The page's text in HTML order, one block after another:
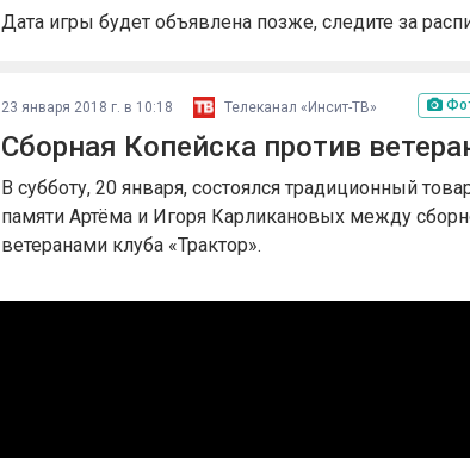
Дата игры будет объявлена позже, следите за
23 января 2018 г. в 10:18 Телеканал «Инсит-ТВ»
Сборная Копейска против
В субботу, 20 января, состоялся традиционный
памяти Артёма и Игоря Карликановых между
ветеранами клуба «Трактор».